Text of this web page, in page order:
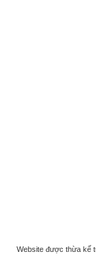
Website được thừa kế